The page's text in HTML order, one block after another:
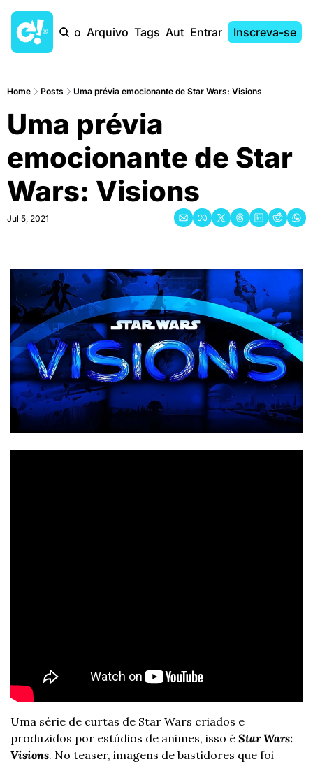
Início Arquivo Tags AutoresEntrar Inscreva-se
Home Posts Uma prévia emocionante de Star Wars: Visions
Uma prévia
emocionante de Star
Wars: Visions
Jul 5, 2021
Uma série de curtas de Star Wars criados e
produzidos por estúdios de animes, isso é Star Wars:
Visions. No teaser, imagens de bastidores que foi